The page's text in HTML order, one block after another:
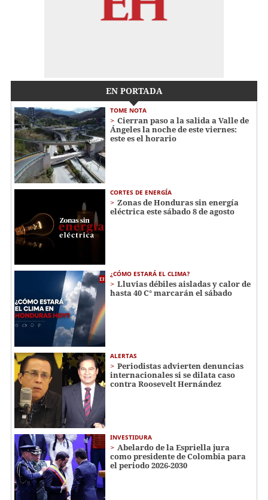
EN PORTADA
TOME NOTA
Cierran paso a la salida a Valle de
Ángeles la noche de este viernes:
este es el horario
CORTES DE ENERGÍA
Zonas de Honduras sin energía
eléctrica este sábado 8 de agosto
¿CÓMO ESTARÁ EL CLIMA?
Lluvias débiles aisladas y calor de
hasta 40 C° marcarán el sábado
ALERTAS
Periodistas advierten denuncias
internacionales si se dilata caso
contra Roosevelt Hernández
INVESTIDURA
Abelardo de la Espriella jura
como presidente de Colombia para
el periodo 2026-2030